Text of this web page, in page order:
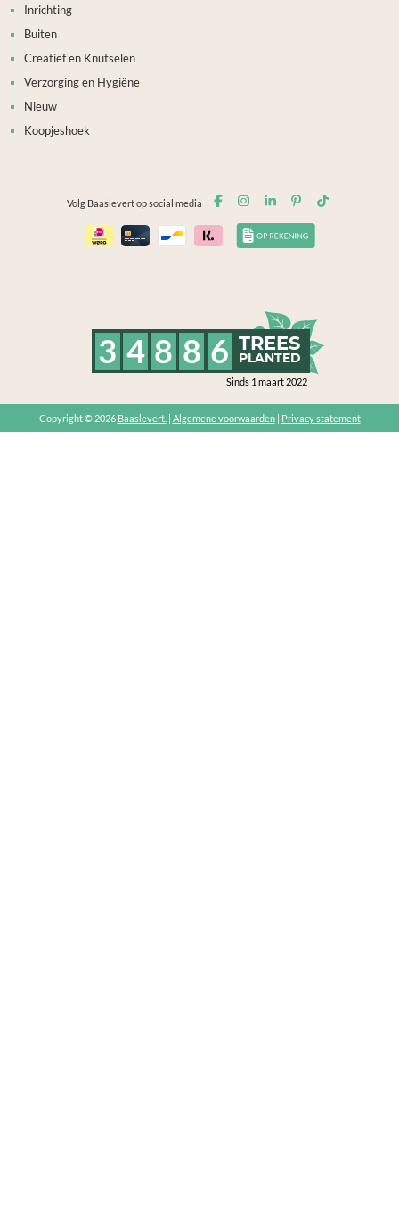
Inrichting
Buiten
Creatief en Knutselen
Verzorging en Hygiëne
Nieuw
Koopjeshoek
Volg Baaslevert op social media
3 4 8 8 6 TREES
PLANTED
Sinds 1 maart 2022
Copyright © 2026 Baaslevert. Algemene voorwaarden| Privacy statement